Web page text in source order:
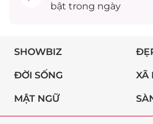
bật trong ngày
SHOWBIZ
ĐỜI SỐNG XÃ
MẬT NGỮ